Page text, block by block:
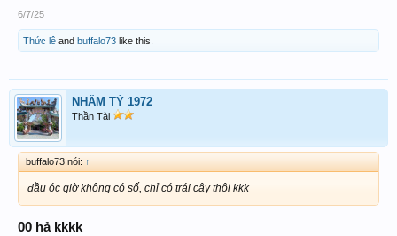
6/7/25
Thức lê and buffalo73 like this.
NHÂM TÝ 1972
Thần Tài
buffalo73 nói: ↑
đầu óc giờ không có số, chỉ có trái cây thôi kkk
00 hả kkkk